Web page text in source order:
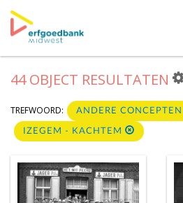
44 OBJECT RESULTATEN
TREFWOORD: ANDERE CONCEPTEN
IZEGEM - KACHTEM